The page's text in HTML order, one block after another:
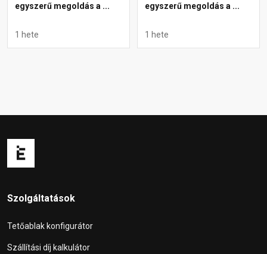
egyszerű megoldás a ...
1 hete
egyszerű megoldás a ...
1 hete
Szolgáltatások
Tetőablak konfigurátor
Szállítási díj kalkulátor